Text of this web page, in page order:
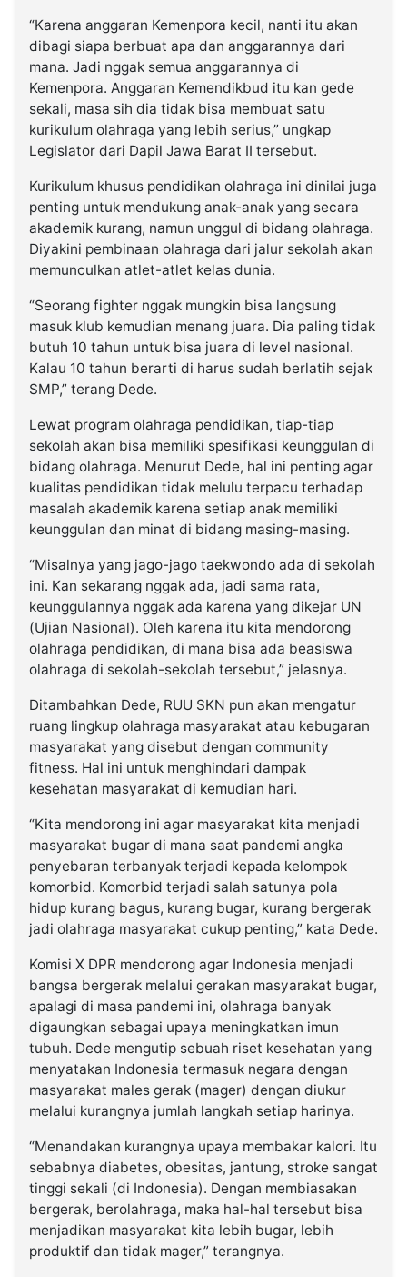
“Karena anggaran Kemenpora kecil, nanti itu akan
dibagi siapa berbuat apa dan anggarannya dari
mana. Jadi nggak semua anggarannya di
Kemenpora. Anggaran Kemendikbud itu kan gede
sekali, masa sih dia tidak bisa membuat satu
kurikulum olahraga yang lebih serius,” ungkap
Legislator dari Dapil Jawa Barat II tersebut.
Kurikulum khusus pendidikan olahraga ini dinilai juga
penting untuk mendukung anak-anak yang secara
akademik kurang, namun unggul di bidang olahraga.
Diyakini pembinaan olahraga dari jalur sekolah akan
memunculkan atlet-atlet kelas dunia.
“Seorang fighter nggak mungkin bisa langsung
masuk klub kemudian menang juara. Dia paling tidak
butuh 10 tahun untuk bisa juara di level nasional.
Kalau 10 tahun berarti di harus sudah berlatih sejak
SMP,” terang Dede.
Lewat program olahraga pendidikan, tiap-tiap
sekolah akan bisa memiliki spesifikasi keunggulan di
bidang olahraga. Menurut Dede, hal ini penting agar
kualitas pendidikan tidak melulu terpacu terhadap
masalah akademik karena setiap anak memiliki
keunggulan dan minat di bidang masing-masing.
“Misalnya yang jago-jago taekwondo ada di sekolah
ini. Kan sekarang nggak ada, jadi sama rata,
keunggulannya nggak ada karena yang dikejar UN
(Ujian Nasional). Oleh karena itu kita mendorong
olahraga pendidikan, di mana bisa ada beasiswa
olahraga di sekolah-sekolah tersebut,” jelasnya.
Ditambahkan Dede, RUU SKN pun akan mengatur
ruang lingkup olahraga masyarakat atau kebugaran
masyarakat yang disebut dengan community
fitness. Hal ini untuk menghindari dampak
kesehatan masyarakat di kemudian hari.
“Kita mendorong ini agar masyarakat kita menjadi
masyarakat bugar di mana saat pandemi angka
penyebaran terbanyak terjadi kepada kelompok
komorbid. Komorbid terjadi salah satunya pola
hidup kurang bagus, kurang bugar, kurang bergerak
jadi olahraga masyarakat cukup penting,” kata Dede.
Komisi X DPR mendorong agar Indonesia menjadi
bangsa bergerak melalui gerakan masyarakat bugar,
apalagi di masa pandemi ini, olahraga banyak
digaungkan sebagai upaya meningkatkan imun
tubuh. Dede mengutip sebuah riset kesehatan yang
menyatakan Indonesia termasuk negara dengan
masyarakat males gerak (mager) dengan diukur
melalui kurangnya jumlah langkah setiap harinya.
“Menandakan kurangnya upaya membakar kalori. Itu
sebabnya diabetes, obesitas, jantung, stroke sangat
tinggi sekali (di Indonesia). Dengan membiasakan
bergerak, berolahraga, maka hal-hal tersebut bisa
menjadikan masyarakat kita lebih bugar, lebih
produktif dan tidak mager,” terangnya.